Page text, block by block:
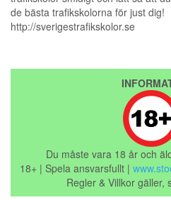
de bästa trafikskolorna för just dig!
http://sverigestrafikskolor.se
Du måste vara 18 år och
18+ | Spela ansvarsfullt |
Regler & Villkor gäller,